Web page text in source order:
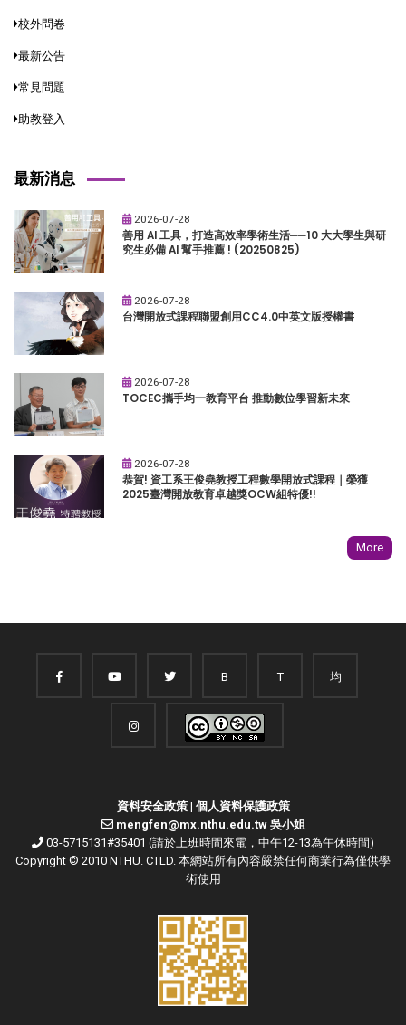
校外問卷
最新公告
常見問題
助教登入
最新消息
2026-07-28
善用 AI 工具，打造高效率學術生活──10 大大學生與研
究生必備 AI 幫手推薦 ! (20250825)
2026-07-28
台灣開放式課程聯盟創用CC4.0中英文版授權書
2026-07-28
TOCEC攜手均一教育平台 推動數位學習新未來
2026-07-28
恭賀! 資工系王俊堯教授工程數學開放式課程｜榮獲
2025臺灣開放教育卓越獎OCW組特優!!
More
B T 均
資料安全政策| 個人資料保護政策
mengfen@mx.nthu.edu.tw 吳小姐
03-5715131#35401 (請於上班時間來電，中午12-13為午休時間)
Copyright © 2010 NTHU. CTLD. 本網站所有內容嚴禁任何商業行為僅供學
術使用